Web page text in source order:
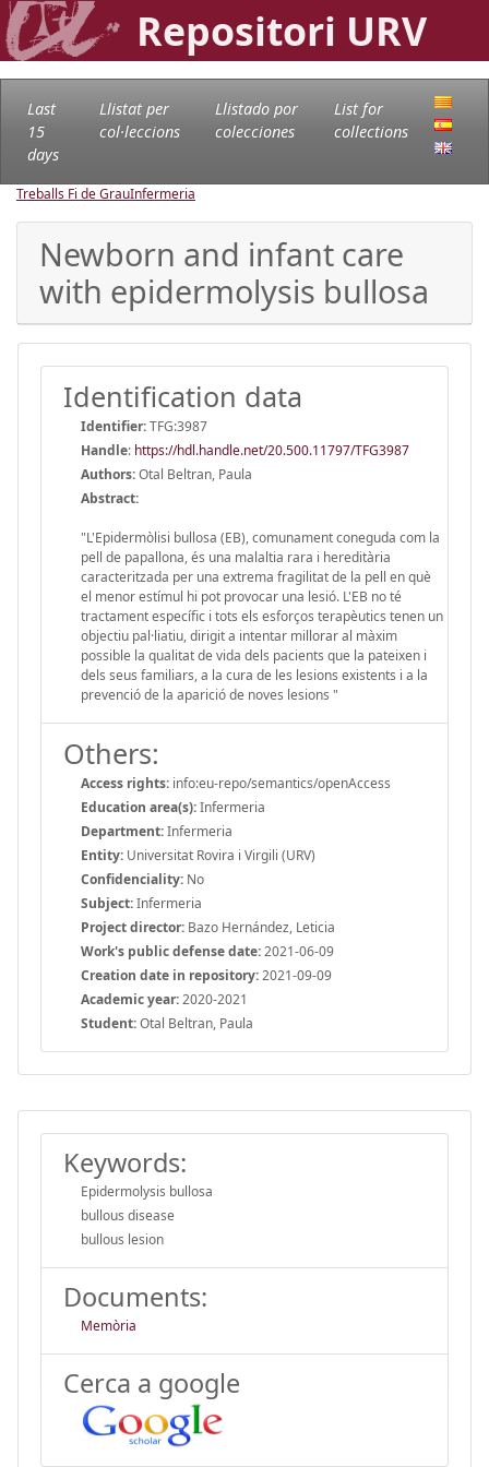
Repositori URV
Last
15
days
Llistat per
col·leccions
Llistado por
colecciones
List for
collections
Treballs Fi de GrauInfermeria
Newborn and infant care
with epidermolysis bullosa
Identification data
Identifier:TFG:3987
Handle: https://hdl.handle.net/20.500.11797/TFG3987
Authors:Otal Beltran, Paula
Abstract:
"L'Epidermòlisi bullosa (EB), comunament coneguda com la
pell de papallona, ​​és una malaltia rara i hereditària
caracteritzada per una extrema fragilitat de la pell en què
el menor estímul hi pot provocar una lesió. L'EB no té
tractament específic i tots els esforços terapèutics tenen un
objectiu pal·liatiu, dirigit a intentar millorar al màxim
possible la qualitat de vida dels pacients que la pateixen i
dels seus familiars, a la cura de les lesions existents i a la
prevenció de la aparició de noves lesions "
Others:
Access rights: info:eu-repo/semantics/openAccess
Education area(s):Infermeria
Department:Infermeria
Entity: Universitat Rovira i Virgili (URV)
Confidenciality: No
Subject:Infermeria
Project director: Bazo Hernández, Leticia
Work's public defense date:2021-06-09
Creation date in repository:2021-09-09
Academic year:2020-2021
Student:Otal Beltran, Paula
Keywords:
Epidermolysis bullosa
bullous disease
bullous lesion
Documents:
Memòria
Cerca a google